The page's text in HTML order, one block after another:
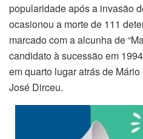
popularidade após a invasão
ocasionou a morte de 111
marcado com a alcunha de
candidato à sucessão em
em quarto lugar atrás de
José Dirceu.